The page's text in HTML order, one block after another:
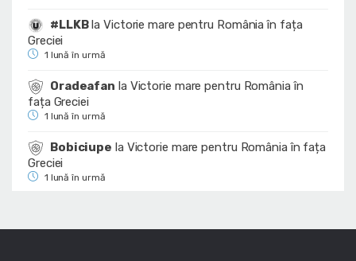
#LLKBlaVictorie mare pentru România în fața
Greciei
1 lună în urmă
Oradeafan la Victorie mare pentru România în
fața Greciei
1 lună în urmă
Bobiciupe la Victorie mare pentru România în fața
Greciei
1 lună în urmă